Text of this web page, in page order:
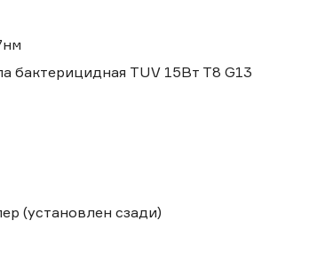
бактерицидная TUV 15Вт T8 G13
(установлен сзади)